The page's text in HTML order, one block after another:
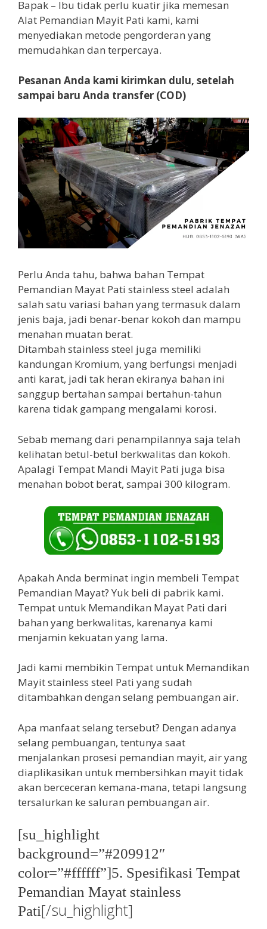
Bapak – Ibu tidak perlu kuatir jika memesan
Alat Pemandian Mayit Pati kami, kami
menyediakan metode pengorderan yang
memudahkan dan terpercaya.
Pesanan Anda kami kirimkan dulu, setelah
sampai baru Anda transfer (COD)
Perlu Anda tahu, bahwa bahan Tempat
Pemandian Mayat Pati stainless steel adalah
salah satu variasi bahan yang termasuk dalam
jenis baja, jadi benar-benar kokoh dan mampu
menahan muatan berat.
Ditambah stainless steel juga memiliki
kandungan Kromium, yang berfungsi menjadi
anti karat, jadi tak heran ekiranya bahan ini
sanggup bertahan sampai bertahun-tahun
karena tidak gampang mengalami korosi.
Sebab memang dari penampilannya saja telah
kelihatan betul-betul berkwalitas dan kokoh.
Apalagi Tempat Mandi Mayit Pati juga bisa
menahan bobot berat, sampai 300 kilogram.
Apakah Anda berminat ingin membeli Tempat
Pemandian Mayat? Yuk beli di pabrik kami.
Tempat untuk Memandikan Mayat Pati dari
bahan yang berkwalitas, karenanya kami
menjamin kekuatan yang lama.
Jadi kami membikin Tempat untuk Memandikan
Mayit stainless steel Pati yang sudah
ditambahkan dengan selang pembuangan air.
Apa manfaat selang tersebut? Dengan adanya
selang pembuangan, tentunya saat
menjalankan prosesi pemandian mayit, air yang
diaplikasikan untuk membersihkan mayit tidak
akan berceceran kemana-mana, tetapi langsung
tersalurkan ke saluran pembuangan air.
[su_highlight
background=”#209912″
color=”#ffffff”]5. Spesifikasi Tempat
Pemandian Mayat stainless
Pati[/su_highlight]